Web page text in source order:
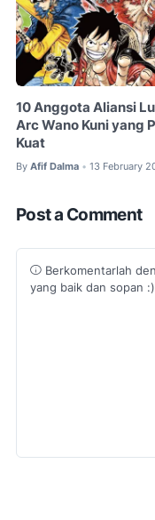
10 Anggota Aliansi
Arc Wano Kuni yang
Kuat
By Afif Dalma • 13 February
Post a Comment
Berkomentarlah
yang baik dan sopan :)